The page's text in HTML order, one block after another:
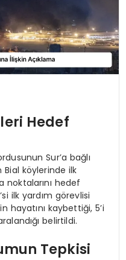
Hedef
Sur’a bağlı
Bial köylerinde ilk
noktalarını hedef
ilk yardım görevlisi
hayatını kaybettiği, 5’i
belirtildi.
Tepkisi